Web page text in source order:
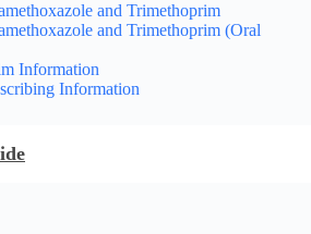
and Trimethoprim
and Trimethoprim (Oral
Information
Information